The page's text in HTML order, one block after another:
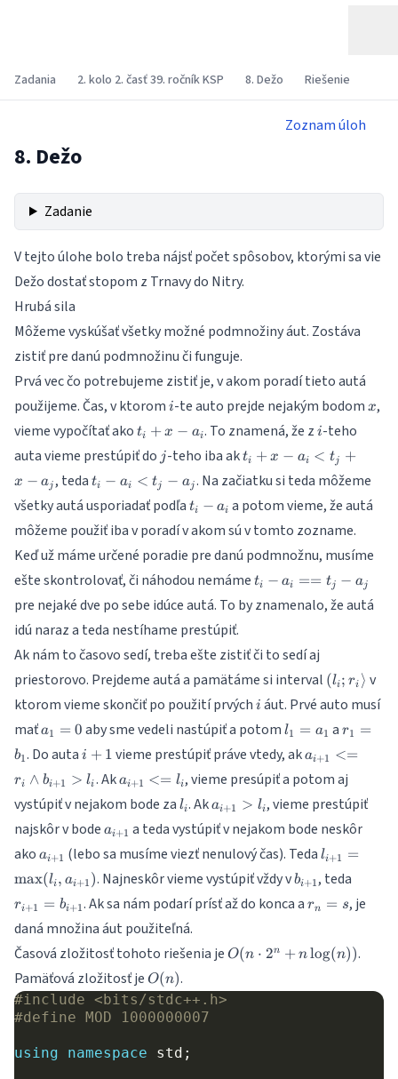
Zadania 2. kolo 2. časť 39. ročník KSP 8. Dežo Riešenie
Zoznam úloh
8. Dežo
Zadanie
V tejto úlohe bolo treba nájsť počet spôsobov, ktorými sa vie
Dežo dostať stopom z Trnavy do Nitry.
Hrubá sila
Môžeme vyskúšať všetky možné podmnožiny áut. Zostáva
zistiť pre danú podmnožinu či funguje.
Prvá vec čo potrebujeme zistiť je, v akom poradí tieto autá
použijeme. Čas, v ktorom i
i-te auto prejde nejakým bodom x
x,
vieme vypočítať ako t_i
+
x -
a_i
ti + x − ai. To znamená, že z i
i-teho
auta vieme prestúpiť do jj-teho iba akt_i
x -
a_i
<
+
x -
ti + x − ai < tj +
x − aj , tedat_i
a_i
<
t_j
a_j
ti − ai < tj − aj . Na začiatku si teda môžeme
všetky autá usporiadať podľa t_i
a_i
ti − ai a potom vieme, že autá
môžeme použiť iba v poradí v akom sú v tomto zozname.
Keď už máme určené poradie pre danú podmnožnu, musíme
ešte skontrolovať, či náhodou nemáme t_i
a_i
t_j
-
a_j
ti − ai == tj − aj
pre nejaké dve po sebe idúce autá. To by znamenalo, že autá
idú naraz a teda nestíhame prestúpiť.
Ak nám to časovo sedí, treba ešte zistiť či to sedí aj
priestorovo. Prejdeme autá a pamätáme si interval (li; ri ⟩ v
ktorom vieme skončiť po použití prvých i
i áut. Prvé auto musí
maťa_1
a1 = 0 aby sme vedeli nastúpiť a potoml_1=a_1
l1 = a1 a r1 =
b1 . Do auta i+1
i + 1 vieme prestúpiť práve vtedy, aka_{i+1}
\wedge
b_{i+1}
> l_i
ai+1 <=
ri ∧ bi+1 > li. Aka_{i+1}
ai+1 <= li, vieme presúpiť a potom aj
vystúpiť v nejakom bode za l_i
li. Aka_{i+1}
> l_i
ai+1 > li , vieme prestúpiť
najskôr v bode a_{i+1}
ai+1 a teda vystúpiť v nejakom bode neskôr
ako a_{i+1}
ai+1 (lebo sa musíme viezť nenulový čas). Teda l_{i+1}
\max(l_i,
a_{i+1})
li+1
=
max(li, ai+1 ). Najneskôr vieme vystúpiť vždy vb_{i+1}
bi+1 , teda
ri+1 = bi+1 . Ak sa nám podarí prísť až do konca a r_n=s
rn = s, je
daná množina áut použiteľná.
Časová zložitosť tohoto riešenia je O(n\cdot
2^n+n\log(n))
O(n ⋅ 2n + nlog(n)).
Pamäťová zložitosť je O(n)
O(n).
#include <bits/stdc++.h>
#define MOD 1000000007
using namespace std ;